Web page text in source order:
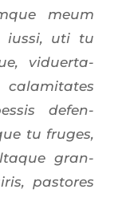
meum
ius­si, uti tu
viduer­ta­
defen­
tu fruges,
gran­
pas­tores